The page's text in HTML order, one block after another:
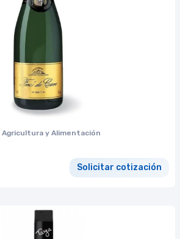
Agricultura y Alimentación
Solicitar cotización